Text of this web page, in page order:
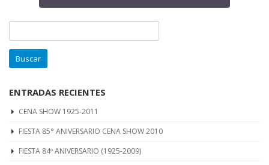
ENTRADAS RECIENTES
CENA SHOW 1925-2011
FIESTA 85° ANIVERSARIO CENA SHOW 2010
FIESTA 84º ANIVERSARIO (1925-2009)